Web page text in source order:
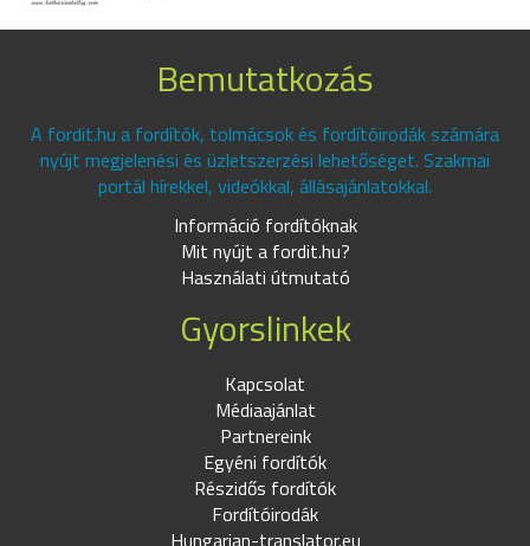
Bemutatkozás
A fordit.hu a fordítók, tolmácsok és fordítóirodák számára
nyújt megjelenési és üzletszerzési lehetőséget. Szakmai
portál hírekkel, videókkal, állásajánlatokkal.
Információ fordítóknak
Mit nyújt a fordit.hu?
Használati útmutató
Gyorslinkek
Kapcsolat
Médiaajánlat
Partnereink
Egyéni fordítók
Részidős fordítók
Fordítóirodák
Hungarian-translator.eu